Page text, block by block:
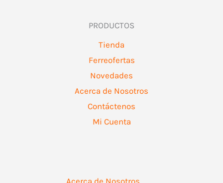
PRODUCTOS
Tienda
Ferreofertas
Novedades
Acerca de Nosotros
Contáctenos
Mi Cuenta